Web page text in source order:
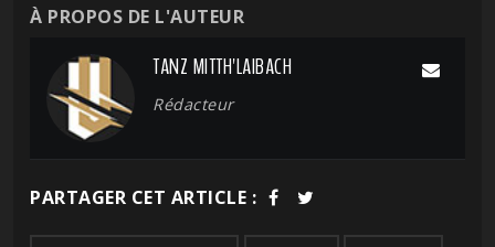
À PROPOS DE L'AUTEUR
TANZ MITTH'LAIBACH
Rédacteur
PARTAGER CET ARTICLE :